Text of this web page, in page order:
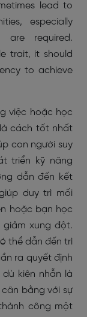
lead to
especially
are required.
trait, it should
to achieve
việc hoặc học
cách tốt nhất
con người suy
triển kỹ năng
dẫn đến kết
duy trì mối
hoặc bạn học
xung đột.
thể dẫn đến trì
ra quyết định
kiên nhẫn là
bằng với sự
công một